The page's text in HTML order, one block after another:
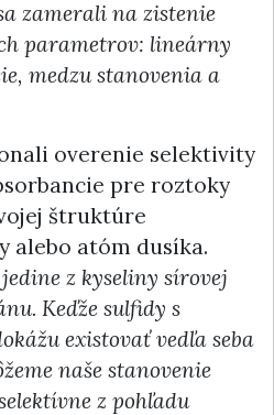
zamerali na zistenie
parametrov: lineárny
medzu stanovenia a
overenie selektivity
pre roztoky
štruktúre
alebo atóm dusíka.
z kyseliny sírovej
Keďže sulfidy s
existovať vedľa seba
naše stanovenie
z pohľadu